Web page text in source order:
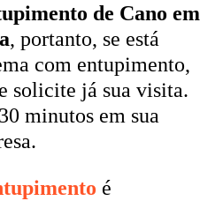
de Cano em
, portanto, se está
com entupimento,
solicite já sua visita.
minutos em sua
é